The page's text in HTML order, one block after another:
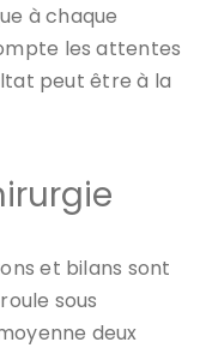
à chaque
les attentes
peut être à la
et bilans sont
sous
deux